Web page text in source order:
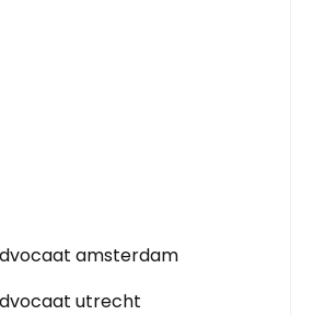
amsterdam
utrecht